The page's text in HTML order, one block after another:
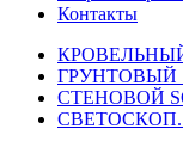
Контакты
КРОВЕЛЬНЫЙ
ГРУНТОВЫЙ
СТЕНОВОЙ